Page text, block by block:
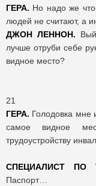
ГЕРА. Но надо же
людей не считают, а
ДЖОН ЛЕННОН.
лучше отруби себе
видное место?
21
ГЕРА. Голодовка мне
самое видное
трудоустройству
СПЕЦИАЛИСТ ПО
Паспорт…